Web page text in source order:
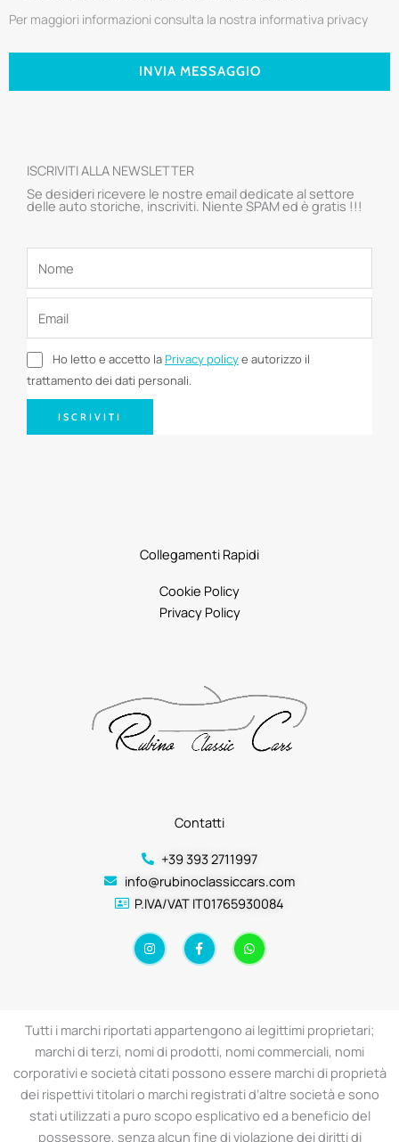
Per maggiori informazioni consulta la nostra informativa privacy
INVIA MESSAGGIO
ISCRIVITI ALLA NEWSLETTER
Se desideri ricevere le nostre email dedicate al settore
delle auto storiche, inscriviti. Niente SPAM ed è gratis !!!
Ho letto e accetto laPrivacy policye autorizzo il
trattamento dei dati personali.
ISCRIVITI
Contatti
+39 393 2711997
info@rubinoclassiccars.com
P.IVA/VAT IT01765930084
I
n
s
a
m
F
a
c
-
f
W
h
a
p
Collegamenti Rapidi
Cookie Policy
Privacy Policy
Tutti i marchi riportati appartengono ai legittimi proprietari;
marchi di terzi, nomi di prodotti, nomi commerciali, nomi
corporativi e società citati possono essere marchi di proprietà
dei rispettivi titolari o marchi registrati d’altre società e sono
stati utilizzati a puro scopo esplicativo ed a beneficio del
possessore, senza alcun fine di violazione dei diritti di